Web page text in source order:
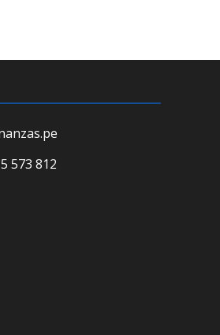
573 812